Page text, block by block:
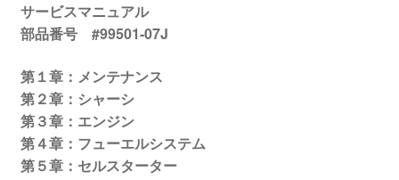
サービスマニュアル
部品番号 #99501-07J
第１章：メンテナンス
第２章：シャーシ
第３章：エンジン
第４章：フューエルシステム
第５章：セルスターター